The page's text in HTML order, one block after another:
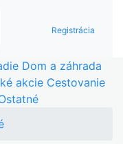
Registrácia
Dom a záhrada
akcie Cestovanie